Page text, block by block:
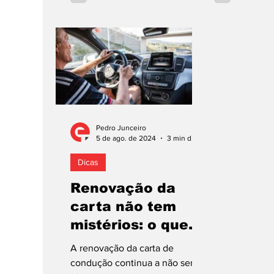
Renovação da
carta não tem
mistérios: o que
deve saber!
A renovação da carta de
condução continua a não ser de
Dicas
Pedro Junceiro
5 de ago. de 2024
3 min de leitura